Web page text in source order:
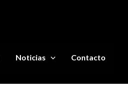
Noticias Contacto